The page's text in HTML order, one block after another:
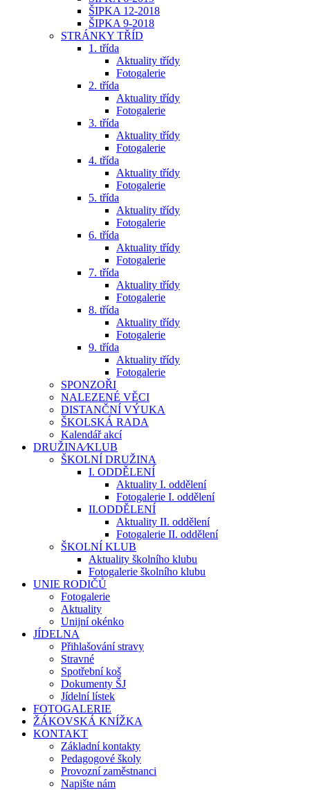
ŠIPKA 12-2018
ŠIPKA 9-2018
STRÁNKY TŘÍD
1. třída
Aktuality třídy
Fotogalerie
2. třída
Aktuality třídy
Fotogalerie
3. třída
Aktuality třídy
Fotogalerie
4. třída
Aktuality třídy
Fotogalerie
5. třída
Aktuality třídy
Fotogalerie
6. třída
Aktuality třídy
Fotogalerie
7. třída
Aktuality třídy
Fotogalerie
8. třída
Aktuality třídy
Fotogalerie
9. třída
Aktuality třídy
Fotogalerie
SPONZOŘI
NALEZENÉ VĚCI
DISTANČNÍ VÝUKA
ŠKOLSKÁ RADA
Kalendář akcí
DRUŽINA⁄KLUB
ŠKOLNÍ DRUŽINA
I. ODDĚLENÍ
Aktuality I. oddělení
Fotogalerie I. oddělení
II.ODDĚLENÍ
Aktuality II. oddělení
Fotogalerie II. oddělení
ŠKOLNÍ KLUB
Aktuality školního klubu
Fotogalerie školního klubu
UNIE RODIČŮ
Fotogalerie
Aktuality
Unijní okénko
JÍDELNA
Přihlašování stravy
Stravné
Spotřební koš
Dokumenty ŠJ
Jídelní lístek
FOTOGALERIE
ŽÁKOVSKÁ KNÍŽKA
KONTAKT
Základní kontakty
Pedagogové školy
Provozní zaměstnanci
Napište nám